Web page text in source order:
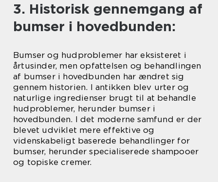
3. Historisk gennemgang af
bumser i hovedbunden:
Bumser og hudproblemer har eksisteret i
årtusinder, men opfattelsen og behandlingen
af bumser i hovedbunden har ændret sig
gennem historien. I antikken blev urter og
naturlige ingredienser brugt til at behandle
hudproblemer, herunder bumser i
hovedbunden. I det moderne samfund er der
blevet udviklet mere effektive og
videnskabeligt baserede behandlinger for
bumser, herunder specialiserede shampooer
og topiske cremer.